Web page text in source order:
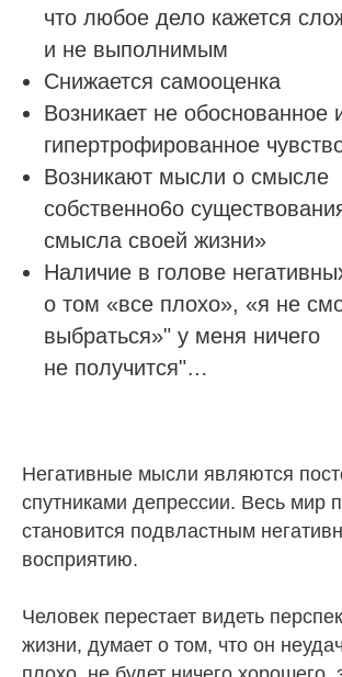
что любое дело кажется
и не выполнимым
Снижается самооценка
Возникает не обоснованное
гипертрофированное
Возникают мысли о смысле
собственно6о
смысла своей жизни»
Наличие в голове
о том «все плохо», «я не
выбраться»" у меня ничего
не получится"…
Негативные мысли являются
спутниками депрессии. Весь мир
становится подвластным
восприятию.
Человек перестает видеть
жизни, думает о том, что он